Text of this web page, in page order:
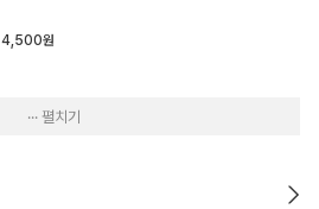
4,500원
··· 펼치기